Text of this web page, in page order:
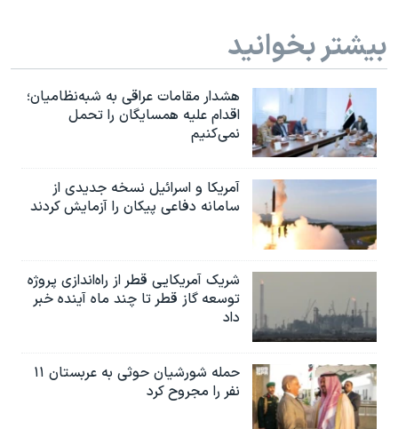
بیشتر بخوانید
هشدار مقامات عراقی به شبه‌نظامیان؛
اقدام علیه همسایگان را تحمل
نمی‌کنیم
آمریکا و اسرائیل نسخه جدیدی از
سامانه دفاعی پیکان را آزمایش کردند
شریک آمریکایی قطر از راه‌اندازی پروژه
توسعه گاز قطر تا چند ماه آینده خبر
داد
حمله شورشیان حوثی به عربستان ۱۱
نفر را مجروح کرد